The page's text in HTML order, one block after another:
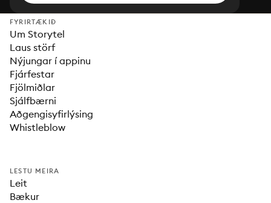
FYRIRTÆKIÐ
Um Storytel
Laus störf
Nýjungar í appinu
Fjárfestar
Fjölmiðlar
Sjálfbærni
Aðgengisyfirlýsing
Whistleblow
LESTU MEIRA
Leit
Bækur